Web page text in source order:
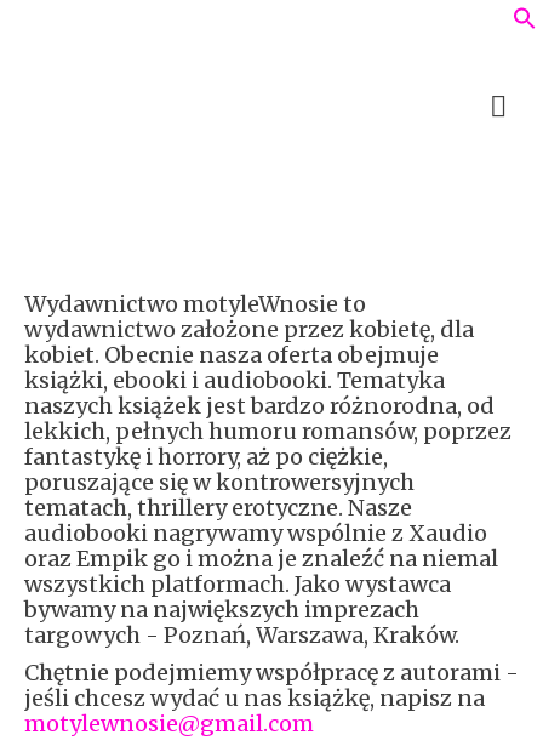
Wydawnictwo motyleWnosie to
wydawnictwo założone przez kobietę, dla
kobiet. Obecnie nasza oferta obejmuje
książki, ebooki i audiobooki. Tematyka
naszych książek jest bardzo różnorodna, od
lekkich, pełnych humoru romansów, poprzez
fantastykę i horrory, aż po ciężkie,
poruszające się w kontrowersyjnych
tematach, thrillery erotyczne. Nasze
audiobooki nagrywamy wspólnie z Xaudio
oraz Empik go i można je znaleźć na niemal
wszystkich platformach. Jako wystawca
bywamy na największych imprezach
targowych - Poznań, Warszawa, Kraków.
Chętnie podejmiemy współpracę z autorami -
jeśli chcesz wydać u nas książkę, napisz na
motylewnosie@gmail.com